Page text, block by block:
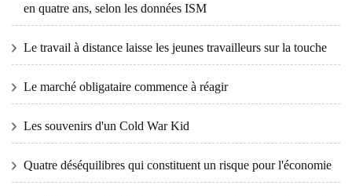
en quatre ans, selon les données ISM
Le travail à distance laisse les jeunes travailleurs sur la touche
Le marché obligataire commence à réagir
Les souvenirs d'un Cold War Kid
Quatre déséquilibres qui constituent un risque pour l'économie